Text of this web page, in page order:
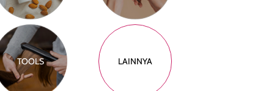
TOOLS LAINNYA